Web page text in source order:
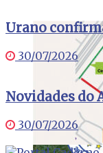
Cartão
Urano
30/07/2026
Novidades do
30/07/2026